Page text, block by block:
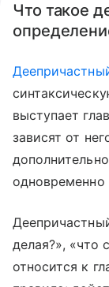
Что такое
выступает
зависят от
делая?», «что
относится к